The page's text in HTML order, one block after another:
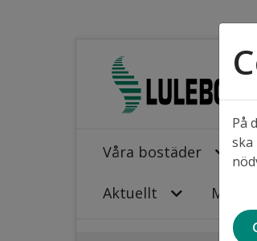
Våra bostäder
Aktuellt Mina
På
ska